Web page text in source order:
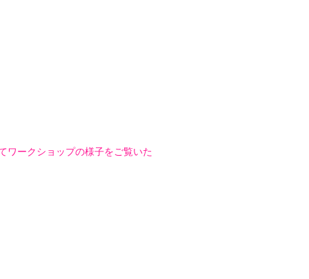
ワークショップの様子をご覧いた